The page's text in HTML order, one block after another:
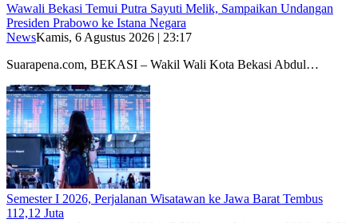
Wawali Bekasi Temui Putra Sayuti Melik, Sampaikan Undangan
Presiden Prabowo ke Istana Negara
NewsKamis, 6 Agustus 2026 | 23:17
Suarapena.com, BEKASI – Wakil Wali Kota Bekasi Abdul…
Semester I 2026, Perjalanan Wisatawan ke Jawa Barat Tembus
112,12 Juta